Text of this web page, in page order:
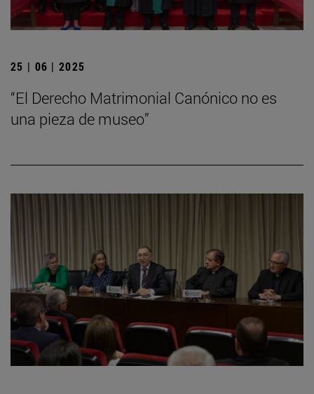
25 | 06 | 2025
“El Derecho Matrimonial Canónico no es
una pieza de museo”